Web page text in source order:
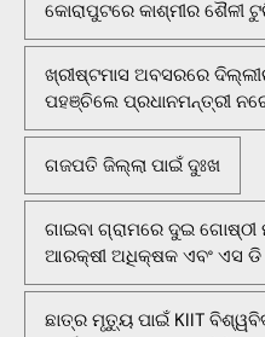
କୋରାପୁଟରେ କାଶ୍ମୀର ଶୈଳୀ
ଖ୍ରୀଷ୍ଟମାସ ଅବସରରେ
ପହଞ୍ଚିଲେ ପ୍ରଧାନମନ୍ତ୍ରୀ
ଗଜପତି ଜିଲ୍ଲା ପାଇଁ ଦୁଃଖ
ଗାଇବା ଗ୍ରାମରେ ଦୁଇ ଗୋଷ୍ଠୀ
ଆରକ୍ଷୀ ଅଧିକ୍ଷକ ଏବଂ ଏସ
ଛାତ୍ର ମୃତ୍ୟୁ ପାଇଁ KIIT